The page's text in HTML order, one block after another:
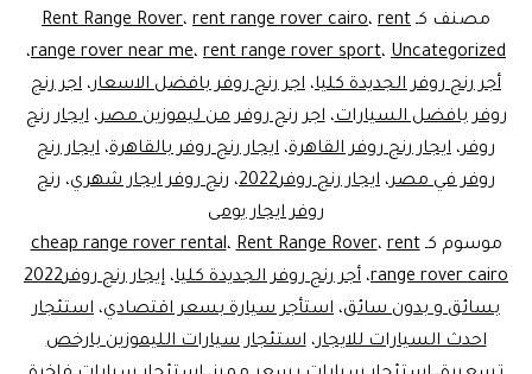
ليموزين
مصر
مصنف كـ
Rent Range Rover، rent range rover cairo، rent
range rover near me، rent range rover sport، Uncategorized
،
أجر رنج روفر الجديدة كليا، اجر رنج روفر بافضل الاسعار، اجر رنج
روفر بافضل السيارات،اجر رنج روفر من ليموزين مصر،ايجار رنج
روفر، ايجار رنج روفر القاهرة، ايجار رنج روفر بالقاهرة، ايجار رنج
روفر في مصر، ايجار رنج روفر2022 ، رنج روفر ايجار شهري، رنج
روفر ايجار يومى
موسوم كـ
cheap range rover rental،Rent Range Rover،rent
range rover cairo، أجر رنج روفر الجديدة كليا،
إيجار رنج روفر2022
بسائق و بدون سائق، استأجر سيارة بسعر اقتصادي، استئجار
احدث السيارات للايجار،استئجار سيارات الليموزين بارخص